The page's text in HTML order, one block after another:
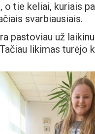
tie keliai, kuriais
svarbiausiais.
pastoviau už
likimas turėjo